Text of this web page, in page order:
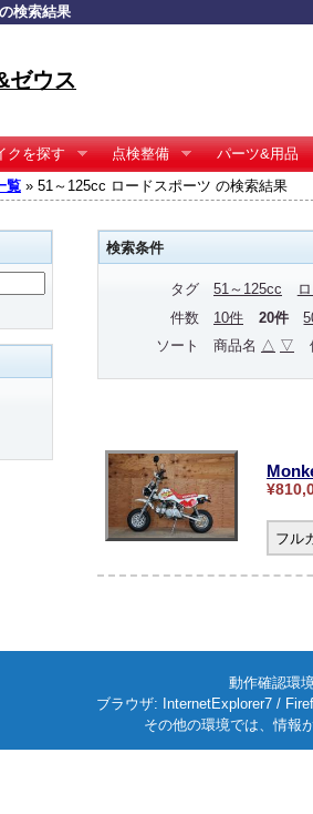
検索結果
ゼウス
クを探す 点検整備
パーツ&用品
覧 » 51～125cc ロードスポーツ の検索結果
検索条件
タグ 51～125cc
件数
10件 20件
ソート
商品名 △ ▽
フル
動作確認環
ブラウザ: InternetExplorer7 /
その他の環境では、情報